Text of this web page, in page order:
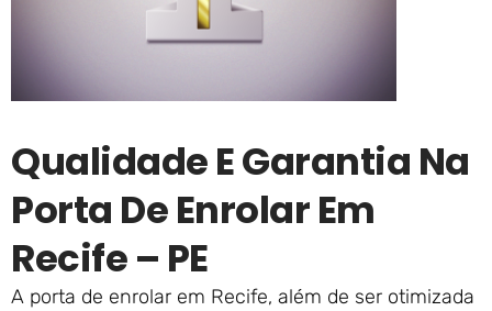
Qualidade E Garantia Na
Porta De Enrolar Em
Recife – PE
A porta de enrolar em Recife, além de ser otimizada